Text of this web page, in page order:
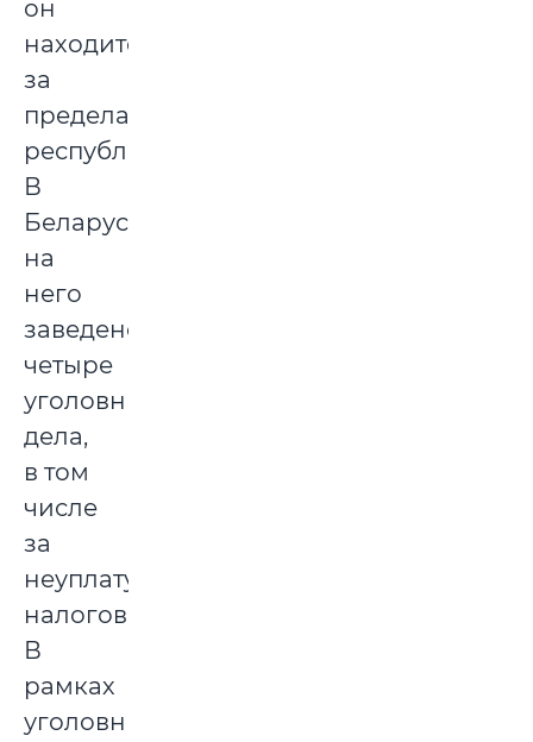
он
находится
за
пределами
республики.
В
Беларуси
на
него
заведено
четыре
уголовных
дела,
в том
числе
за
неуплату
налогов.
В
рамках
уголовных